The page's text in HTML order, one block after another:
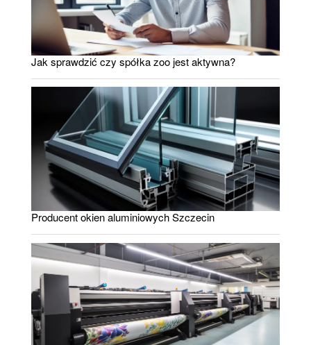
Jak sprawdzić czy spółka zoo jest aktywna?
Producent okien aluminiowych Szczecin